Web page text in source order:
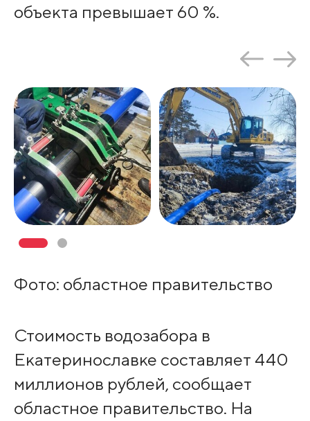
объекта превышает 60 %.
Фото: областное правительство
Стоимость водозабора в
Екатеринославке составляет 440
миллионов рублей, сообщает
областное правительство. На